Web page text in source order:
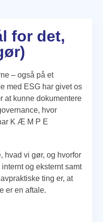
for det,
– også på et
med ESG har givet os
at kunne dokumentere
hvor
K Æ M P E
hvad vi gør, og hvorfor
og eksternt samt
ting er, at
er en aftale.